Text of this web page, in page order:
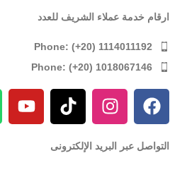
ارقام خدمة عملاء الشريف للعدد
Phone: (+20) 1114011192
Phone: (+20) 1018067146
التواصل عبر البريد الإلكترونى